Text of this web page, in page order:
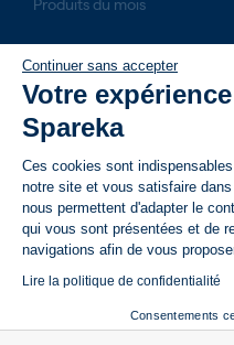
Continuer sans accepter
Votre
Spareka
Ces cookies sont
notre site et vous satisfaire
nous permettent d'adapter le
qui vous sont présentées et de
navigations afin de vous
Lire la politique de confidentialité
Consentements
NOS ENGAGEMENTS
14 jours pour retourner son
Livraison rapide avec suivi de
Paiement sécurisé